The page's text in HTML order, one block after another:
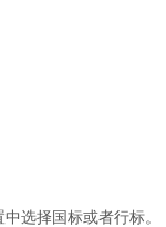
选择国标或者行标。